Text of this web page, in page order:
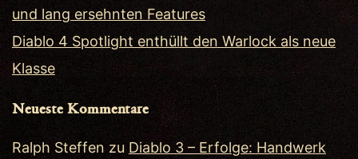
und lang ersehnten Features
Diablo 4 Spotlight enthüllt den Warlock als neue
Klasse
Neueste Kommentare
Ralph Steffen zu Diablo 3 – Erfolge: Handwerk